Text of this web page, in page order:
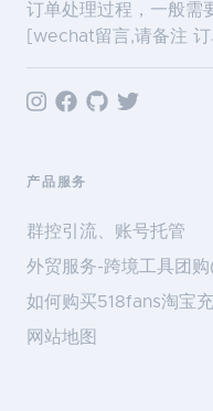
订单处理过程，一般需
[wechat留言,请备注 订
产品服务
群控引流、账号托管
外贸服务-跨境工具团
如何购买518fans淘宝
网站地图